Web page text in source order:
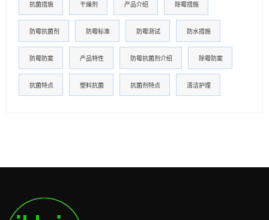
抗菌措施 干燥剂 产品介绍 除霉措施
防霉抗菌剂 防霉标准 防霉测试 防水措施
防霉防案 产品特性 防霉抗菌剂介绍 除霉防案
抗菌特点 塑料抗菌 抗菌剂特点 清洁护理